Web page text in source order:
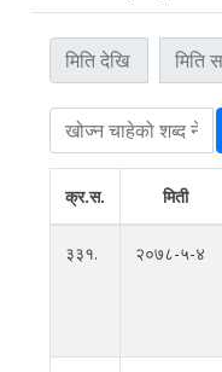
क्र.स. मिती
३३१. २०७८-५-४